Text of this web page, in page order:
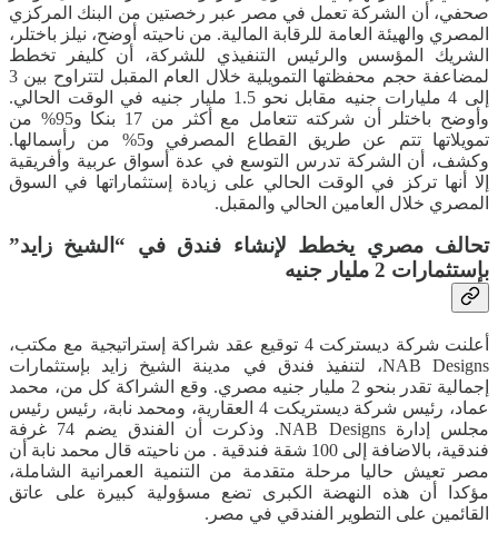
صحفي، أن الشركة تعمل في مصر عبر رخصتين من البنك المركزي
المصري والهيئة العامة للرقابة المالية. من ناحيته أوضح، نيلز باختلر،
الشريك المؤسس والرئيس التنفيذي للشركة، أن كليفر تخطط
لمضاعفة حجم محفظتها التمويلية خلال العام المقبل لتتراوح بين 3
إلى 4 مليارات جنيه مقابل نحو 1.5 مليار جنيه في الوقت الحالي.
وأوضح باختلر أن شركته تتعامل مع أكثر من 17 بنكا و95% من
تمويلاتها تتم عن طريق القطاع المصرفي و5% من رأسمالها.
وكشف، أن الشركة تدرس التوسع في عدة أسواق عربية وأفريقية
إلا أنها تركز في الوقت الحالي على زيادة إستثماراتها في السوق
المصري خلال العامين الحالي والمقبل.
تحالف مصري يخطط لإنشاء فندق في “الشيخ زايد”
بإستثمارات 2 مليار جنيه
أعلنت شركة ديستركت 4 توقيع عقد شراكة إستراتيجية مع مكتب،
NAB Designs، لتنفيذ فندق في مدينة الشيخ زايد بإستثمارات
إجمالية تقدر بنحو 2 مليار جنيه مصري. وقع الشراكة كل من، محمد
عماد، رئيس شركة ديستريكت 4 العقارية، ومحمد نابة، رئيس رئيس
مجلس إدارة NAB Designs. وذكرت أن الفندق يضم 74 غرفة
فندقية، بالاضافة إلى 100 شقة فندقية . من ناحيته قال محمد نابة أن
مصر تعيش حاليا مرحلة متقدمة من التنمية العمرانية الشاملة،
مؤكدا أن هذه النهضة الكبرى تضع مسؤولية كبيرة على عاتق
القائمين على التطوير الفندقي في مصر.